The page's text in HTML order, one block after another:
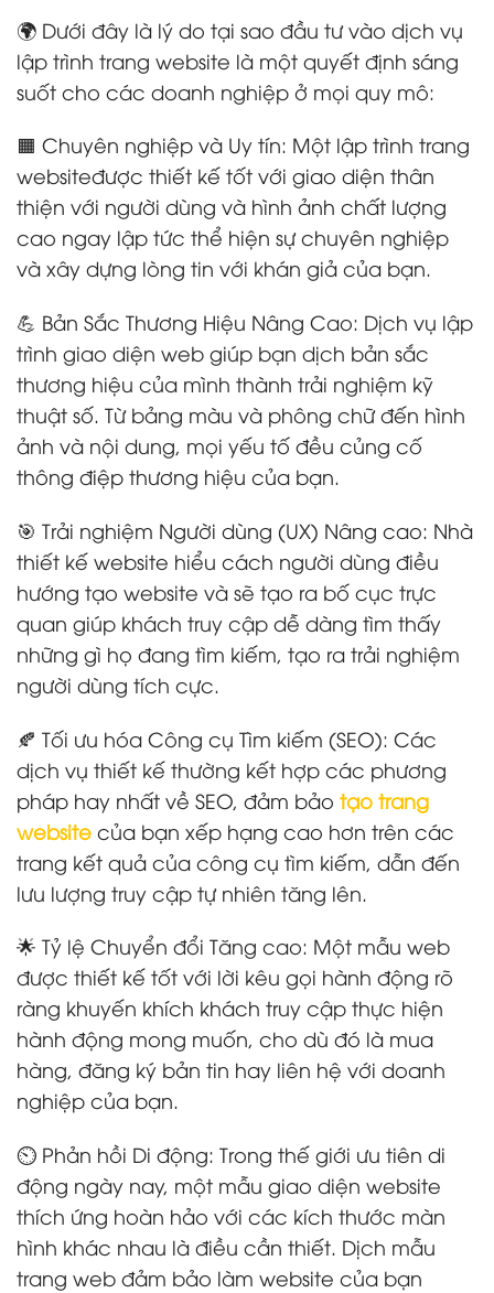
🌍 Dưới đây là lý do tại sao đầu tư vào dịch vụ
lập trình trang website là một quyết định sáng
suốt cho các doanh nghiệp ở mọi quy mô:
🟧 Chuyên nghiệp và Uy tín: Một lập trình trang
websiteđược thiết kế tốt với giao diện thân
thiện với người dùng và hình ảnh chất lượng
cao ngay lập tức thể hiện sự chuyên nghiệp
và xây dựng lòng tin với khán giả của bạn.
💪 Bản Sắc Thương Hiệu Nâng Cao: Dịch vụ lập
trình giao diện web giúp bạn dịch bản sắc
thương hiệu của mình thành trải nghiệm kỹ
thuật số. Từ bảng màu và phông chữ đến hình
ảnh và nội dung, mọi yếu tố đều củng cố
thông điệp thương hiệu của bạn.
🎯 Trải nghiệm Người dùng (UX) Nâng cao: Nhà
thiết kế website hiểu cách người dùng điều
hướng tạo website và sẽ tạo ra bố cục trực
quan giúp khách truy cập dễ dàng tìm thấy
những gì họ đang tìm kiếm, tạo ra trải nghiệm
người dùng tích cực.
🍂 Tối ưu hóa Công cụ Tìm kiếm (SEO): Các
dịch vụ thiết kế thường kết hợp các phương
pháp hay nhất về SEO, đảm bảo tạo trang
website của bạn xếp hạng cao hơn trên các
trang kết quả của công cụ tìm kiếm, dẫn đến
lưu lượng truy cập tự nhiên tăng lên.
🌟 Tỷ lệ Chuyển đổi Tăng cao: Một mẫu web
được thiết kế tốt với lời kêu gọi hành động rõ
ràng khuyến khích khách truy cập thực hiện
hành động mong muốn, cho dù đó là mua
hàng, đăng ký bản tin hay liên hệ với doanh
nghiệp của bạn.
⏲️ Phản hồi Di động: Trong thế giới ưu tiên di
động ngày nay, một mẫu giao diện website
thích ứng hoàn hảo với các kích thước màn
hình khác nhau là điều cần thiết. Dịch mẫu
trang web đảm bảo làm website của bạn